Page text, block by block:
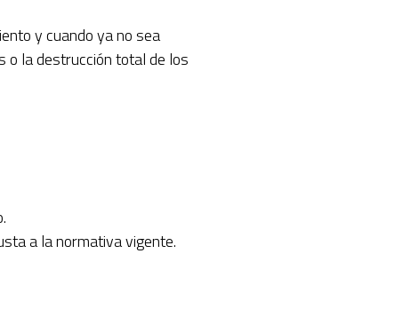
y cuando ya no sea
o la destrucción total de los
a la normativa vigente.